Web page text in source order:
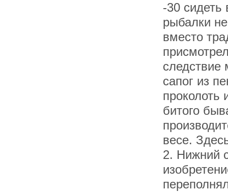
-30 сидеть
рыбалки
вместо
следствие
сапог из
проколоть
битого
весе.
2. Нижний